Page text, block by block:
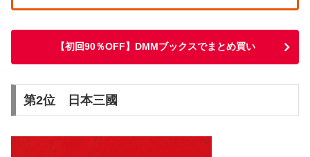
【初回90％OFF】DMMブックスでまとめ買い
第2位 日本三國